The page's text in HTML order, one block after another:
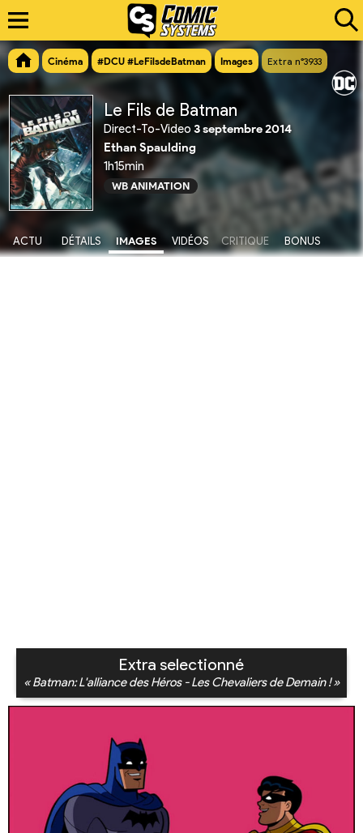
Cinéma #DCU #LeFilsdeBatman Images Extra n°3933
Le Fils de Batman
Direct-To-Video 3 septembre 2014
Ethan Spaulding
1h15min
WB ANIMATION
ACTU DÉTAILS IMAGES VIDÉOS CRITIQUE BONUS
Extra selectionné
« Batman: L'alliance des Héros - Les Chevaliers de Demain ! »